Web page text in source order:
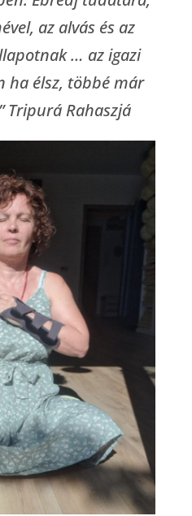
az alvás és az
… az igazi
ha élsz, többé már
Tripurá Rahaszjá